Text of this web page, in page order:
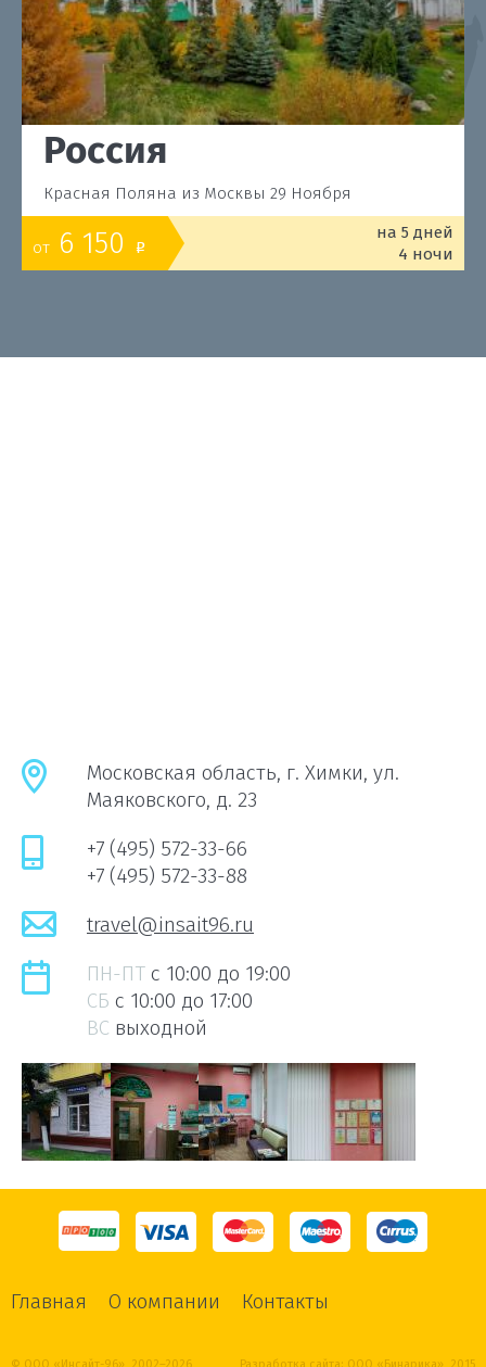
Россия
Красная Поляна из Москвы 29 Ноября
от 6 150 o
на 5 дней
4 ночи
Московская область, г. Химки, ул.
Маяковского, д. 23
+7 (495) 572-33-66
+7 (495) 572-33-88
travel@insait96.ru
ПН-ПТ c 10:00 до 19:00
СБ c 10:00 до 17:00
ВС выходной
Главная О компании Контакты
© ООО «Инсайт-96», 2002–2026 Разработка сайта: ООО «Бинарика» , 2015